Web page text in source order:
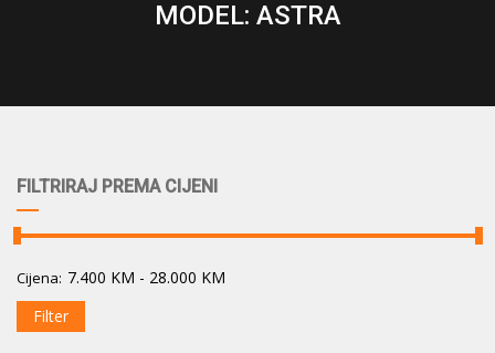
MODEL: ASTRA
FILTRIRAJ PREMA CIJENI
Cijena: 7.400 KM - 28.000 KM
Filter